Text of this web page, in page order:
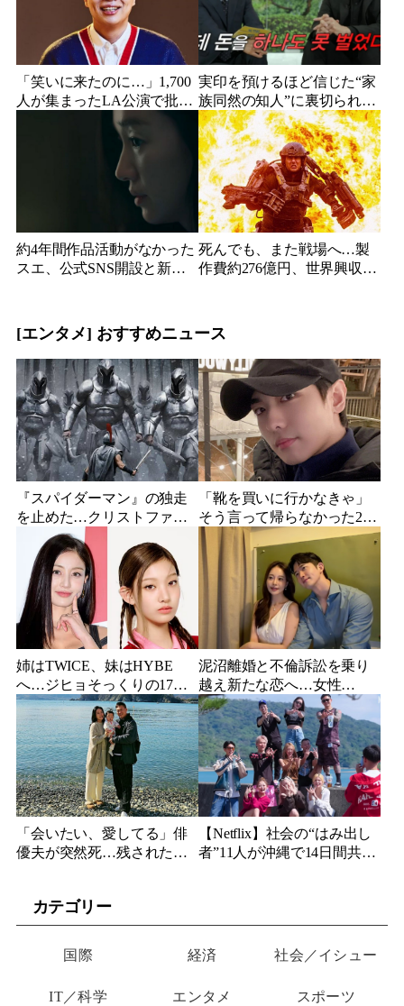
「笑いに来たのに…」1,700
人が集まったLA公演で批判
続出、人気コメディアンが
実印を預けるほど信じた“家
族同然の知人”に裏切られ
た…収益9対1、10年間の奴
隷契約で人生が一変
約4年間作品活動がなかった
スエ、公式SNS開設と新ビ
死んでも、また戦場へ…製
作費約276億円、世界興収
ル』がついに配信
[エンタメ] おすすめニュース
『スパイダーマン』の独走
を止めた…クリストファ
ー・ノーラン史上最大、390
億円の超大作がついに韓国
上陸
「靴を買いに行かなきゃ」
そう言って帰らなかった24
歳俳優…28歳の誕生日、母
が玄関に置いた“届かない贈
り物”
姉はTWICE、妹はHYBE
へ…ジヒョそっくりの17歳
妹、多国籍7人組でついにデ
ビュー
泥沼離婚と不倫訴訟を乗り
越え新たな恋へ…女性
YouTuberが選んだのは身長
189cmの医者
「会いたい、愛してる」俳
優夫が突然死…残された女
【Netflix】社会の“はみ出し
者”11人が沖縄で14日間共同
カテゴリー
国際 経済 社会／イシュー
IT／科学 エンタメ スポーツ